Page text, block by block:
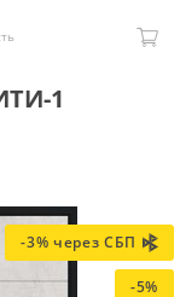
1
-3% через СБП
-5%